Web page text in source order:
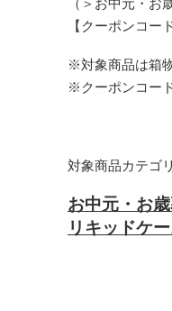
（＞お中元・お
【クーポンコード
※対象商品は箱
※クーポンコー
対象商品カテゴリ
お中元・お
リキッドケ